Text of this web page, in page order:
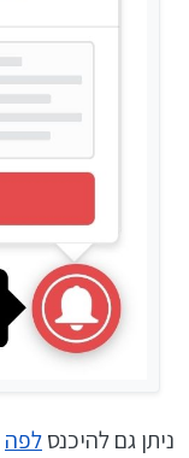
ניתן גם להיכנסלפה